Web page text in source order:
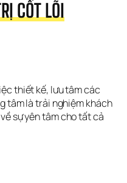
CỐT LÕI
thiết kế, lưu tâm các
tâm là trải nghiệm khách
sự yên tâm cho tất cả